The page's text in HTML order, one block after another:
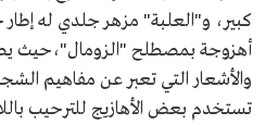
كبير، و"العلبة" مزهر جلدي له
أهزوجة بمصطلح "الزومال"،حيث
والأشعار التي تعبر عن مفاهيم
تستخدم بعض الأهازيج للترحيب